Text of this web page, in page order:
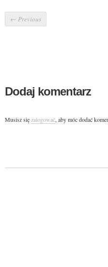
← Previous
Dodaj komentarz
Musisz sięzalogować, aby móc dodać